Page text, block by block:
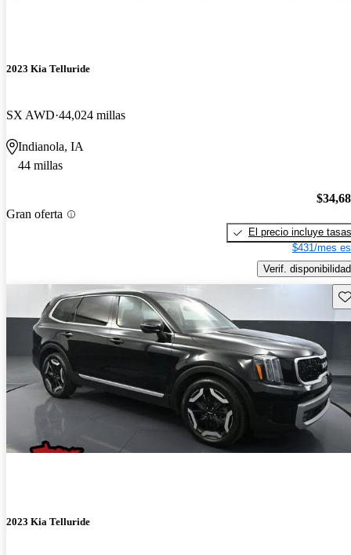
2023 Kia Telluride
SX AWD 44,024 millas
Indianola, IA
44 millas
Gran oferta
El precio incluye tasas
$431/mes
Verif. disponibilidad
2023 Kia Telluride